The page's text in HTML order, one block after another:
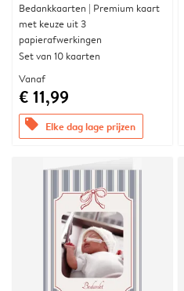
Bedankkaarten | Premium kaart
met keuze uit 3
papierafwerkingen
Set van 10 kaarten
Vanaf
€ 11,99
offers Elke dag lage prijzen